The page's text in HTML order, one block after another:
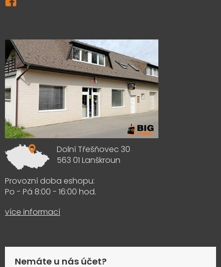
Dolní Třešňovec 30
563 01 Lanškroun
Provozní doba eshopu:
Po - Pá 8:00 - 16:00 hod.
více informací
Nemáte u nás účet?